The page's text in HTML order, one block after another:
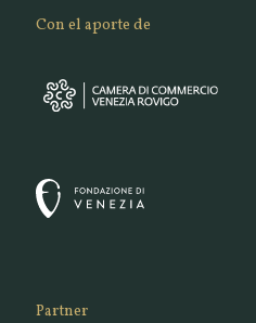
Con el aporte de
Partner